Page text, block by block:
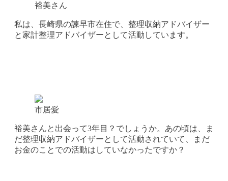
裕美さん
私は、長崎県の諫早市在住で、整理収納アドバイザー
と家計整理アドバイザーとして活動しています。
市居愛
裕美さんと出会って3年目？でしょうか。あの頃は、ま
だ整理収納アドバイザーとして活動されていて、まだ
お金のことでの活動はしていなかったですか？